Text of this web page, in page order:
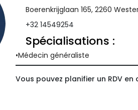
Boerenkrijglaan 165, 2260
+32 14549254
Spécialisations :
Médecin généraliste
Vous pouvez planifier un RDV